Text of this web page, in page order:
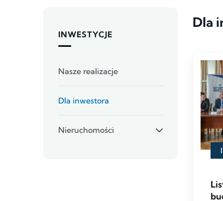
Dla
INWESTYCJE
Nasze realizacje
Dla inwestora
Nieruchomości